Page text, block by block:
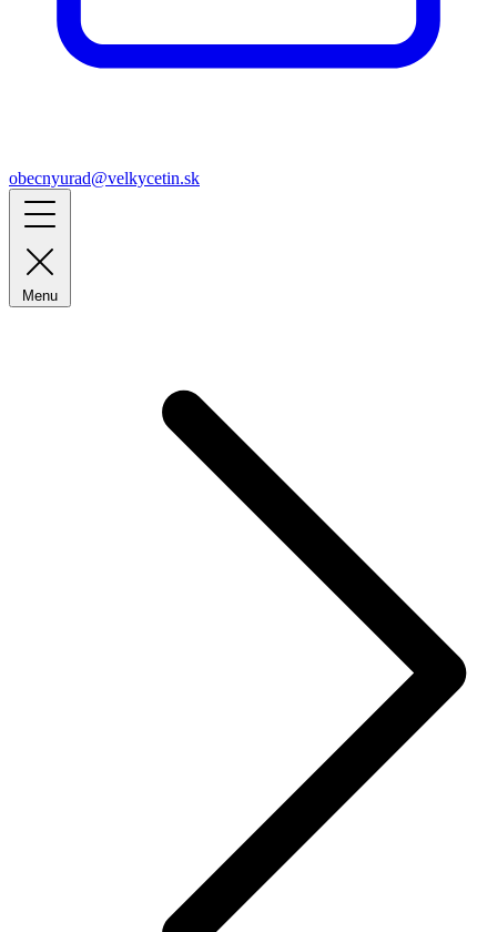
obecnyurad@velkycetin.sk
Menu